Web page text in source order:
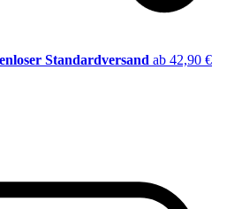
Standardversand ab 42,90 €